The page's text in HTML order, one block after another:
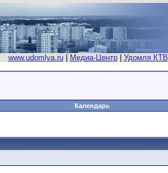
www.udomlya.ru| Медиа-Центр| Удомля КТВ
Календарь